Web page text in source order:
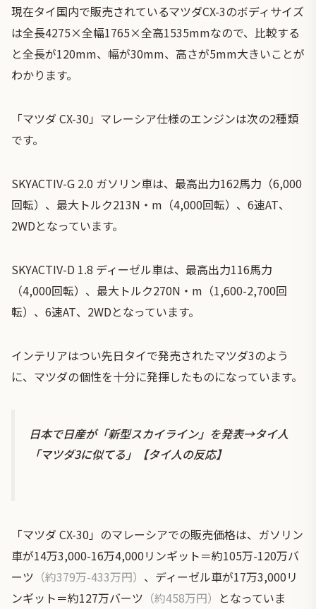
現在タイ国内で販売されているマツダCX-3のボディサイズ
は全長4275×全幅1765×全高1535mmなので、比較する
と全長が120mm、幅が30mm、高さが5mm大きいことが
わかります。
「マツダ CX-30」マレーシア仕様のエンジンは次の2種類
です。
SKYACTIV-G 2.0 ガソリン車は、最高出力162馬力（6,000
回転）、最大トルク213N・m（4,000回転）、6速AT、
2WDとなっています。
SKYACTIV-D 1.8 ディーゼル車は、最高出力116馬力
（4,000回転）、最大トルク270N・m（1,600-2,700回
転）、6速AT、2WDとなっています。
インテリアはつい先日タイで発売されたマツダ3のよう
に、マツダの個性を十分に発揮したものになっています。
日本で日産が「新型スカイライン」を発表→タイ人
「マツダ3に似てる」【タイ人の反応】
「マツダ CX-30」のマレーシアでの販売価格は、ガソリン
車が14万3,000-16万4,000リンギット＝約105万-120万バ
ーツ （約379万-433万円） 、ディーゼル車が17万3,000リ
ンギット＝約127万バーツ （約458万円） となっていま